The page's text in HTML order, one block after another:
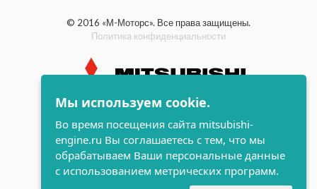
© 2016 «М-Моторс». Все права защищены.
Политика конфиденциальности
индустриальные и морские
дизельные двигатели Mitsubishi
разработка сайта
Мы используем cookie.
Во время посещения сайта mitsubishi-
engine.ru Вы соглашаетесь с тем, что мы
обрабатываем Ваши персональные данные
с использованием метрических программ.